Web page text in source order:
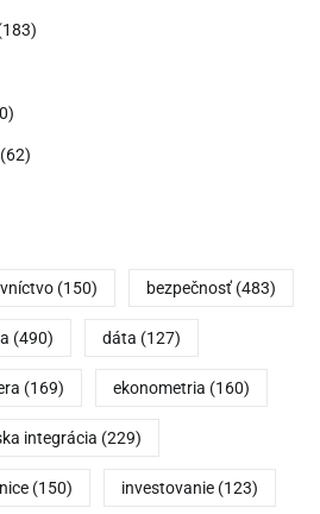
(62)
(150) bezpečnosť (483)
(490) dáta (127)
(169) ekonometria (160)
integrácia (229)
(150) investovanie (123)